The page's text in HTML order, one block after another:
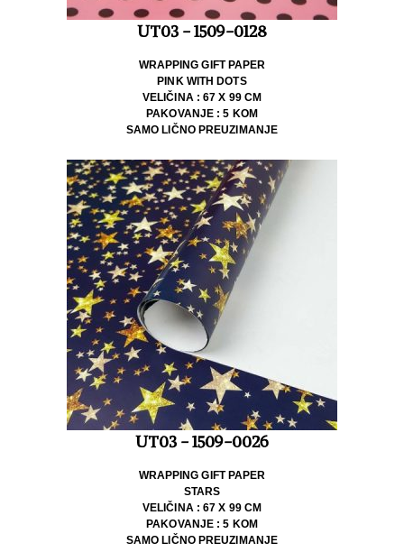
UT03 - 1509-0128
WRAPPING GIFT PAPER
PINK WITH DOTS
VELIČINA : 67 X 99 CM
PAKOVANJE : 5 KOM
SAMO LIČNO PREUZIMANJE
UT03 - 1509-0026
WRAPPING GIFT PAPER
STARS
VELIČINA : 67 X 99 CM
PAKOVANJE : 5 KOM
SAMO LIČNO PREUZIMANJE